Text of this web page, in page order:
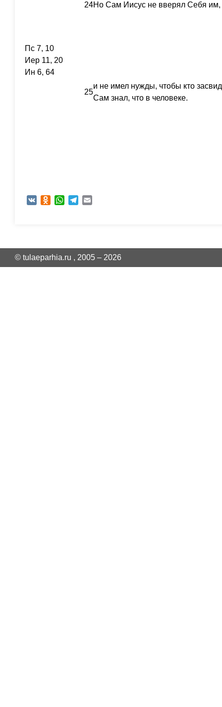
24Но Сам Иисус не вверял Себя им,
Пс 7, 10
Иер 11, 20
Ин 6, 64
25
и не имел нужды, чтобы кто
Сам знал, что в человеке.
VK Odnoklassniki
WhatsAppTelegram
© tulaeparhia.ru , 2005 – 2026